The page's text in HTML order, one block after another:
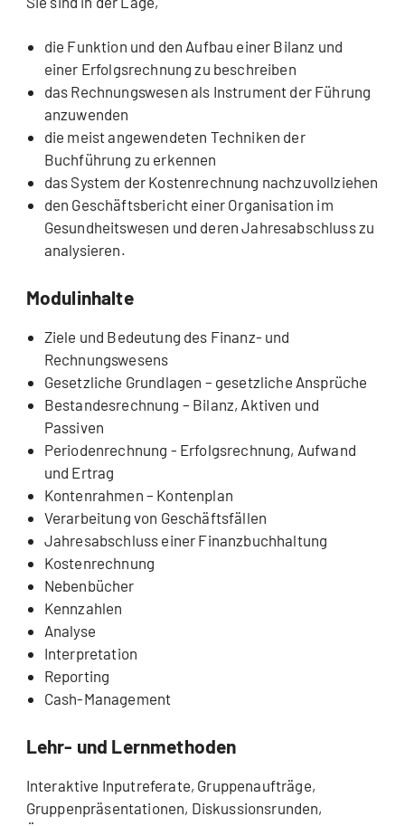
die Funktion und den Aufbau einer Bilanz und
einer Erfolgsrechnung zu beschreiben
das Rechnungswesen als Instrument der Führung
anzuwenden
die meist angewendeten Techniken der
Buchführung zu erkennen
das System der Kostenrechnung nachzuvollziehen
den Geschäftsbericht einer Organisation im
Gesundheitswesen und deren Jahresabschluss zu
analysieren.
Modulinhalte
Ziele und Bedeutung des Finanz- und
Rechnungswesens
Gesetzliche Grundlagen – gesetzliche Ansprüche
Bestandesrechnung – Bilanz, Aktiven und
Passiven
Periodenrechnung - Erfolgsrechnung, Aufwand
und Ertrag
Kontenrahmen – Kontenplan
Verarbeitung von Geschäftsfällen
Jahresabschluss einer Finanzbuchhaltung
Kostenrechnung
Nebenbücher
Kennzahlen
Analyse
Interpretation
Reporting
Cash-Management
Lehr- und Lernmethoden
Interaktive Inputreferate, Gruppenaufträge,
Gruppenpräsentationen, Diskussionsrunden,